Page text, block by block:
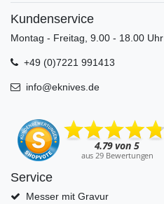
Kundenservice
Montag - Freitag, 9.00 - 18.00 Uhr
+49 (0)7221 991413
info@eknives.de
Service
Messer mit Gravur